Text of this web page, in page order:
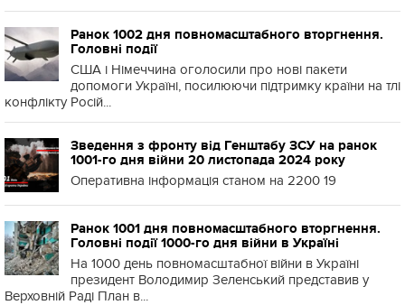
Ранок 1002 дня повномасштабного вторгнення.
Головні події
США і Німеччина оголосили про нові пакети
допомоги Україні, посилюючи підтримку країни на тлі
конфлікту Росій...
Зведення з фронту від Генштабу ЗСУ на ранок
1001-го дня війни 20 листопада 2024 року
Оперативна інформація станом на 2200 19
Ранок 1001 дня повномасштабного вторгнення.
Головні події 1000-го дня війни в Україні
На 1000 день повномасштабної війни в Україні
президент Володимир Зеленський представив у
Верховній Раді План в...